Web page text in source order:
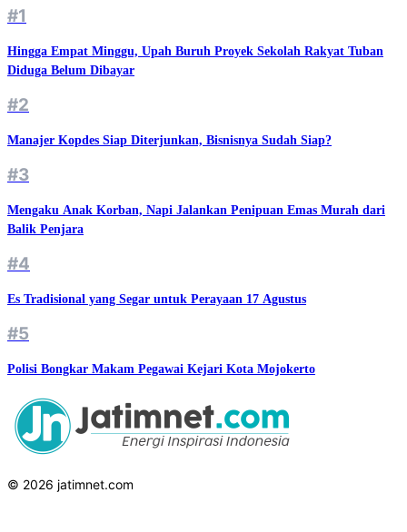
#1
Hingga Empat Minggu, Upah Buruh Proyek Sekolah Rakyat Tuban
Diduga Belum Dibayar
#2
Manajer Kopdes Siap Diterjunkan, Bisnisnya Sudah Siap?
#3
Mengaku Anak Korban, Napi Jalankan Penipuan Emas Murah dari
Balik Penjara
#4
Es Tradisional yang Segar untuk Perayaan 17 Agustus
#5
Polisi Bongkar Makam Pegawai Kejari Kota Mojokerto
© 2026 jatimnet.com